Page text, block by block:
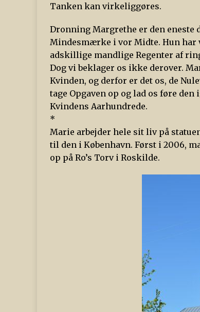
Tanken kan virkeliggøres.
Dronning Margrethe er den eneste
Mindesmærke i vor Midte. Hun har
adskillige mandlige Regenter af
Dog vi beklager os ikke derover.
Kvinden, og derfor er det os, de
tage Opgaven op og lad os føre
Kvindens Aarhundrede.
*
Marie arbejder hele sit liv på
til den i København. Først i 2006,
op på Ro’s Torv i Roskilde.